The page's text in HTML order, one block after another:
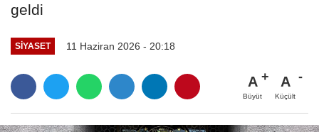
geldi
SIYASET 11 Haziran 2026 - 20:18
A
Büyüt
A
Küçült